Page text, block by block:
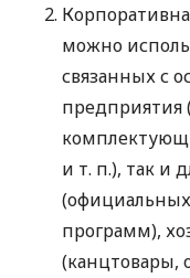
можно
связанных с
предприятия
и т. п.), так и
программ),
(канцтовары,